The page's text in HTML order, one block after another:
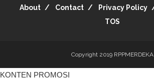
About Contact Privacy Policy
TOS
Copyright 2019 RPPMERDEKA